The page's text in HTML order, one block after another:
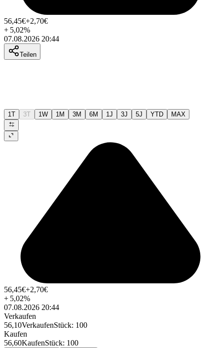
56,45€+2,70€
+ 5,02%
07.08.2026 20:44
Teilen
1T 3T 1W 1M 3M 6M 1J 3J 5J YTD MAX
56,45€+2,70€
+ 5,02%
07.08.2026 20:44
Verkaufen
56,10VerkaufenStück: 100
Kaufen
56,60KaufenStück: 100